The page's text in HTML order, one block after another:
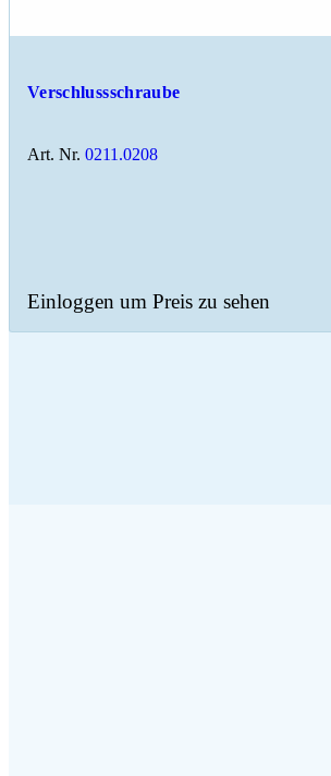
Verschlussschraube
Art. Nr. 0211.0208
Einloggen um Preis zu sehen